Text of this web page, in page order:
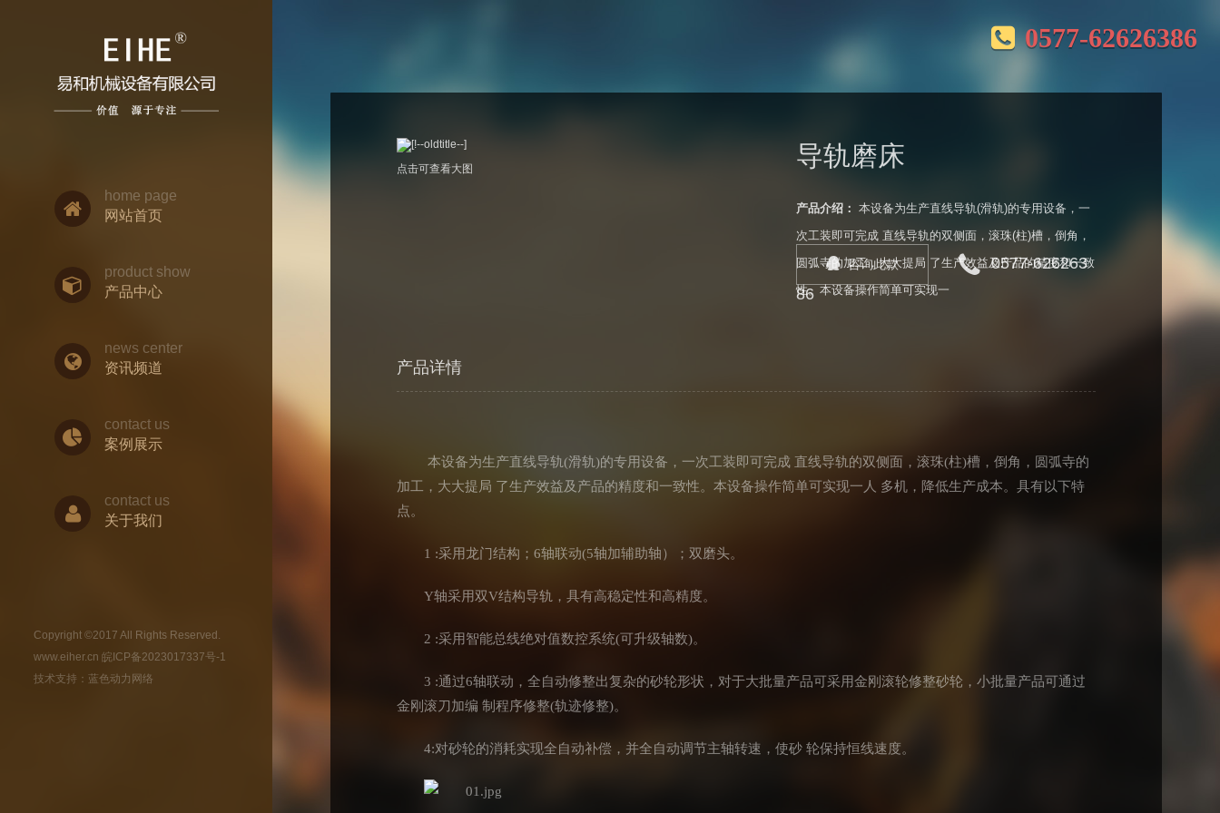
home page
网站首页
product show
产品中心
news center
资讯频道
contact us
案例展示
contact us
关于我们
Copyright ©2017 All Rights Reserved.
www.eiher.cn 皖ICP备2023017337号-1
技术支持： 蓝色动力网络
点击可查看大图 导轨磨床
产品介绍： 本设备为生产直线导轨(滑轨)的专用设备，一
次工装即可完成 直线导轨的双侧面，滚珠(柱)槽，倒角，
圆弧寺的加工，大大提局 了生产效益及产品的精度和一致
性。本设备操作简单可实现一
咨询此款
0577-626263
86
产品详情
本设备为生产直线导轨(滑轨)的专用设备，一次工装即可完成 直线导轨的双侧面，滚珠(柱)槽，倒角，圆弧寺的
加工，大大提局 了生产效益及产品的精度和一致性。本设备操作简单可实现一人 多机，降低生产成本。具有以下特
点。
1 :采用龙门结构；6轴联动(5轴加辅助轴）；双磨头。
Y轴采用双V结构导轨，具有高稳定性和高精度。
2 :采用智能总线绝对值数控系统(可升级轴数)。
3 :通过6轴联动，全自动修整出复杂的砂轮形状，对于大批量产品可采用金刚滚轮修整砂轮，小批量产品可通过
金刚滚刀加编 制程序修整(轨迹修整)。
4:对砂轮的消耗实现全自动补偿，并全自动调节主轴转速，使砂 轮保持恒线速度。
0577-62626386